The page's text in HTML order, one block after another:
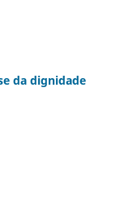
da dignidade